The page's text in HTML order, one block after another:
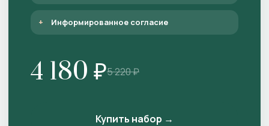
Информированное согласие
4 180 ₽5 220 ₽
Купить набор →